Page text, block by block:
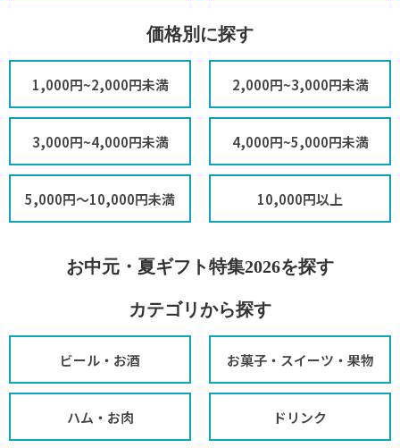
価格別に探す
1,000円~2,000円未満 2,000円~3,000円未満
3,000円~4,000円未満 4,000円~5,000円未満
5,000円～10,000円未満 10,000円以上
お中元・夏ギフト特集2026を探す
カテゴリから探す
ビール・お酒 お菓子・スイーツ・果物
ハム・お肉 ドリンク